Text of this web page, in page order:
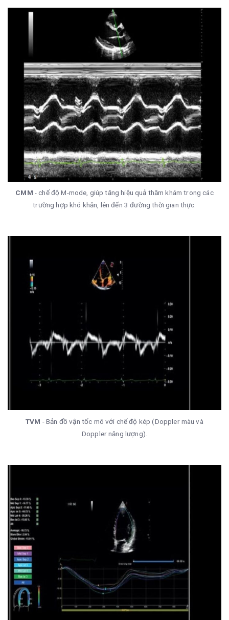
CMM - chế độ M-mode, giúp tăng hiệu quả thăm khám trong các
trường hợp khó khăn, lên đến 3 đường thời gian thực.
TVM - Bản đồ vận tốc mô với chế độ kép (Doppler màu và
Doppler năng lượng).